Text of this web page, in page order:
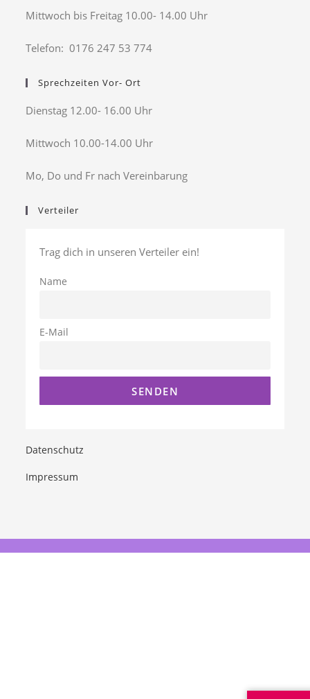
Mittwoch bis Freitag 10.00- 14.00 Uhr
Telefon: 0176 247 53 774
Sprechzeiten Vor- Ort
Dienstag 12.00- 16.00 Uhr
Mittwoch 10.00-14.00 Uhr
Mo, Do und Fr nach Vereinbarung
Verteiler
Trag dich in unseren Verteiler ein!
Name
E-Mail
Datenschutz
Impressum